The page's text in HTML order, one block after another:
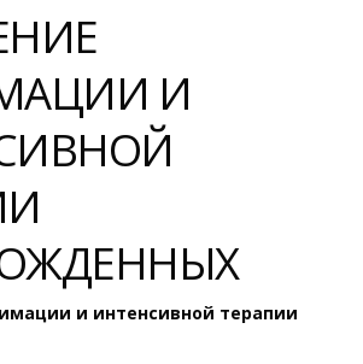
И
и интенсивной терапии